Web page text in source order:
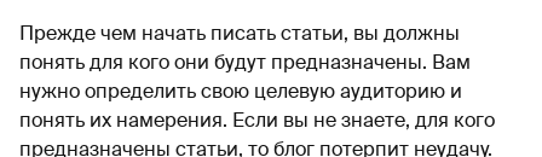
Прежде чем начать писать статьи, вы должны
понять для кого они будут предназначены. Вам
нужно определить свою целевую аудиторию и
понять их намерения. Если вы не знаете, для кого
предназначены статьи, то блог потерпит неудачу.